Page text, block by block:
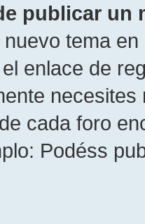
publicar un
tema
enlace de
cada foro
Podéss